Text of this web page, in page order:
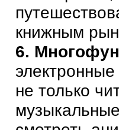
книжным
6.
электронные
не только